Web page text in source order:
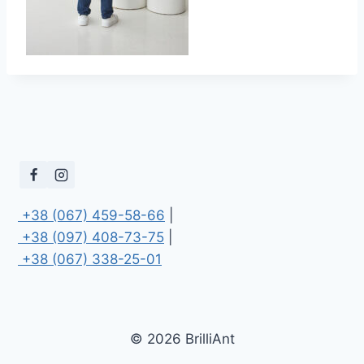
+38 (067) 459-58-66
+38 (097) 408-73-75
+38 (067) 338-25-01
© 2026 BrilliAnt